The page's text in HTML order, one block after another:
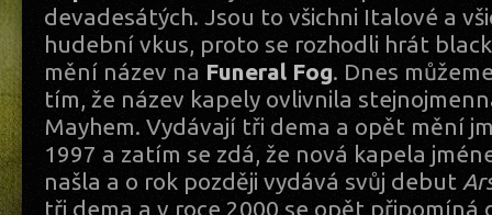
devadesátých. Jsou to všichni Italové a
hudební vkus, proto se rozhodli hrát
mění název na Funeral Fog. Dnes
tím, že název kapely ovlivnila
Mayhem. Vydávají tři dema a opět mění
1997 a zatím se zdá, že nová kapela
našla a o rok později vydává svůj debut
tři dema a v roce 2000 se opět připomíná